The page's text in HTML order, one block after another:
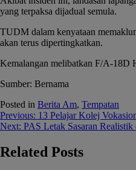
yang terpaksa dijadual semula.
TUDM dalam kenyataan
akan terus dipertingkatkan.
Kemalangan melibatkan F/A-18D
Sumber: Bernama
Posted in Berita Am, Tempatan
Post
navigation
Previous: 13 Pelajar Kolej
Next: PAS Letak Sasaran
Related Posts